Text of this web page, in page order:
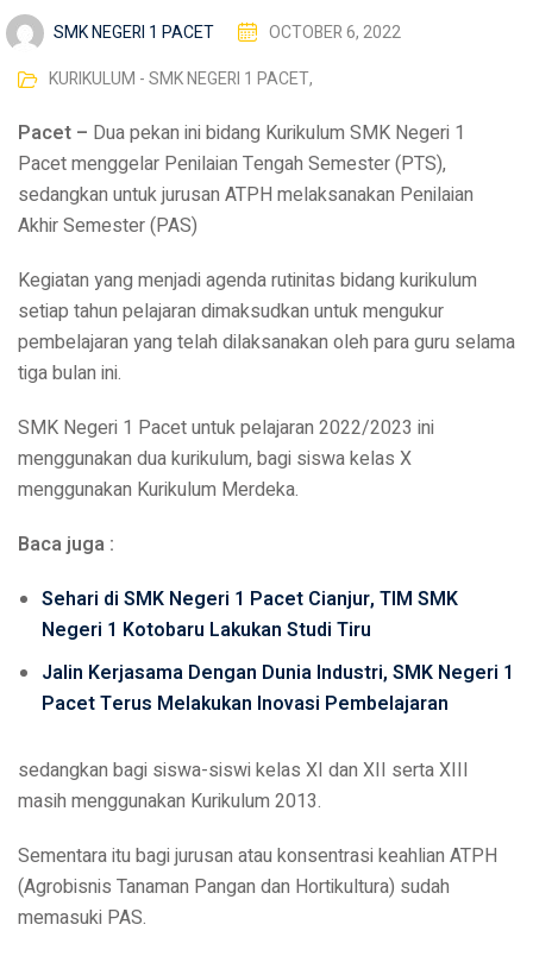
SMK NEGERI 1 PACET
OCTOBER 6, 2022
KURIKULUM - SMK NEGERI 1 PACET,
Pacet – Dua pekan ini bidang Kurikulum SMK Negeri 1
Pacet menggelar Penilaian Tengah Semester (PTS),
sedangkan untuk jurusan ATPH melaksanakan Penilaian
Akhir Semester (PAS)
Kegiatan yang menjadi agenda rutinitas bidang kurikulum
setiap tahun pelajaran dimaksudkan untuk mengukur
pembelajaran yang telah dilaksanakan oleh para guru selama
tiga bulan ini.
SMK Negeri 1 Pacet untuk pelajaran 2022/2023 ini
menggunakan dua kurikulum, bagi siswa kelas X
menggunakan Kurikulum Merdeka.
Baca juga :
Sehari di SMK Negeri 1 Pacet Cianjur, TIM SMK
Negeri 1 Kotobaru Lakukan Studi Tiru
Jalin Kerjasama Dengan Dunia Industri, SMK Negeri 1
Pacet Terus Melakukan Inovasi Pembelajaran
sedangkan bagi siswa-siswi kelas XI dan XII serta XIII
masih menggunakan Kurikulum 2013.
Sementara itu bagi jurusan atau konsentrasi keahlian ATPH
(Agrobisnis Tanaman Pangan dan Hortikultura) sudah
memasuki PAS.